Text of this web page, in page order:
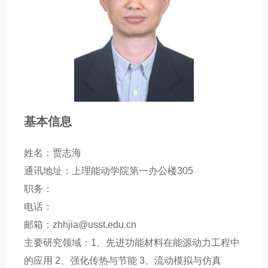
基本信息
姓名：贾志海
通讯地址：上理能动学院第一办公楼305
职务：
电话：
邮箱：zhhjia@usst.edu.cn
主要研究领域：1、先进功能材料在能源动力工程中
的应用 2、强化传热与节能 3、流动模拟与仿真